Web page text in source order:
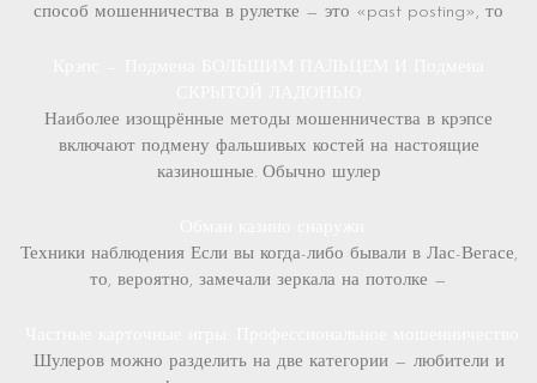
способ мошенничества в рулетке — это «past posting», то
Наиболее изощрённые методы мошенничества в крэпсе
включают подмену фальшивых костей на настоящие
казиношные. Обычно шулер
Техники наблюдения Если вы когда-либо бывали в Лас-Вегасе,
то, вероятно, замечали зеркала на потолке —
Шулеров можно разделить на две категории — любители и